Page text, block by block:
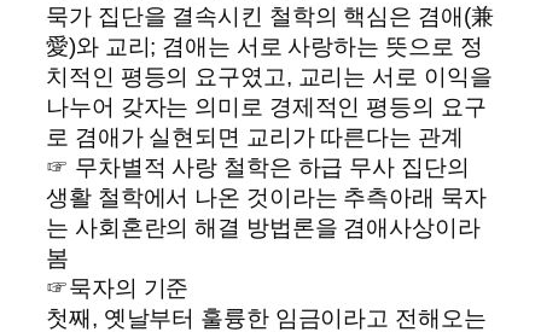
묵가 집단을 결속시킨 철학의 핵심은 겸애(兼
愛)와 교리; 겸애는 서로 사랑하는 뜻으로 정
치적인 평등의 요구였고, 교리는 서로 이익을
나누어 갖자는 의미로 경제적인 평등의 요구
로 겸애가 실현되면 교리가 따른다는 관계
☞ 무차별적 사랑 철학은 하급 무사 집단의
생활 철학에서 나온 것이라는 추측아래 묵자
는 사회혼란의 해결 방법론을 겸애사상이라
봄
☞묵자의 기준
첫째, 옛날부터 훌륭한 임금이라고 전해오는